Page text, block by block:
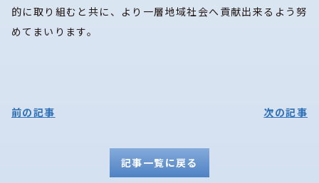
的に取り組むと共に、より一層地域社会へ貢献出来るよう努
めてまいります。
前の記事 次の記事
記事一覧に戻る